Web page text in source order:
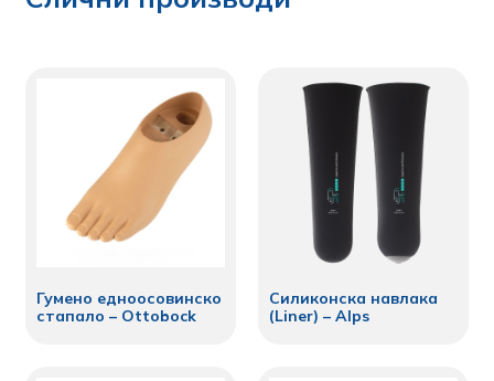
Гумено едноосовинско
стапало – Ottobock
Силиконска навлака
(Liner) – Alps